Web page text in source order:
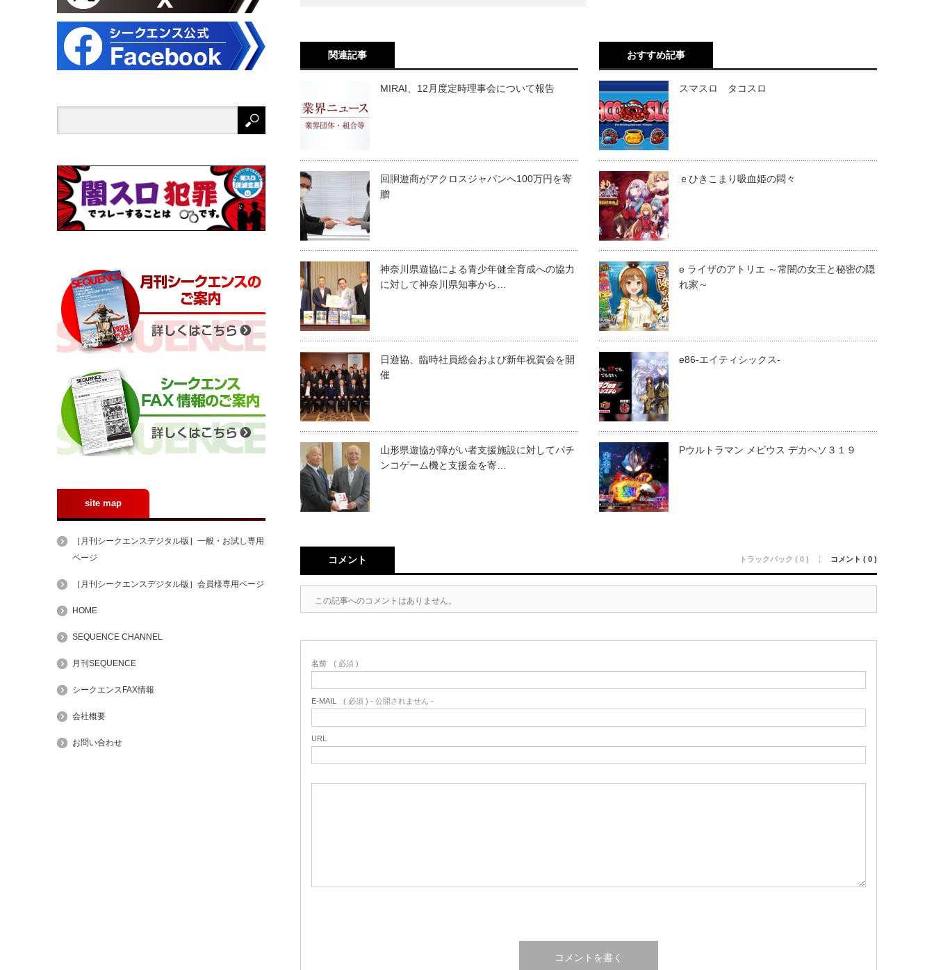
関連記事
MIRAI、12月度定時理事会について報告
回胴遊商がアクロスジャパンへ100万円を寄
贈
神奈川県遊協による青少年健全育成への協力
に対して神奈川県知事から…
日遊協、臨時社員総会および新年祝賀会を開
催
山形県遊協が障がい者支援施設に対してパチ
ンコゲーム機と支援金を寄…
おすすめ記事
スマスロ タコスロ
ｅひきこまり吸血姫の悶々
e ライザのアトリエ ～常闇の女王と秘密の隠
れ家～
e86-エイティシックス-
Pウルトラマン メビウス デカヘソ３１９
コメント トラックバック ( 0 ) コメント ( 0 )
この記事へのコメントはありません。
名前 ( 必須 )
E-MAIL ( 必須 ) - 公開されません -
URL
site map
［月刊シークエンスデジタル版］一般・お試し専用
ページ
［月刊シークエンスデジタル版］会員様専用ページ
HOME
SEQUENCE CHANNEL
月刊SEQUENCE
シークエンスFAX情報
会社概要
お問い合わせ